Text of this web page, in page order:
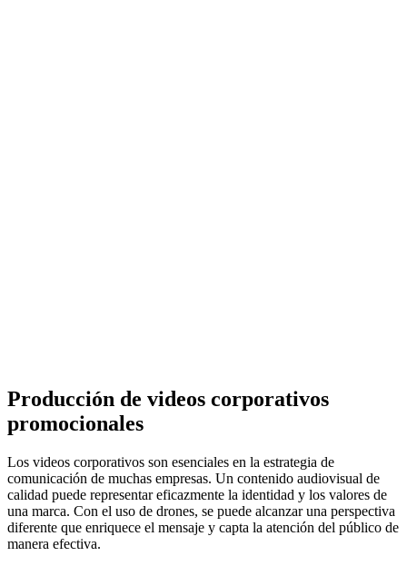
Producción de videos corporativos
promocionales
Los videos corporativos son esenciales en la estrategia de
comunicación de muchas empresas. Un contenido audiovisual de
calidad puede representar eficazmente la identidad y los valores de
una marca. Con el uso de drones, se puede alcanzar una perspectiva
diferente que enriquece el mensaje y capta la atención del público de
manera efectiva.